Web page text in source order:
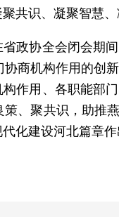
共识、凝聚智慧、
协全会闭会期间
商机构作用的创
作用、各职能部
、聚共识，助推
化建设河北篇章作